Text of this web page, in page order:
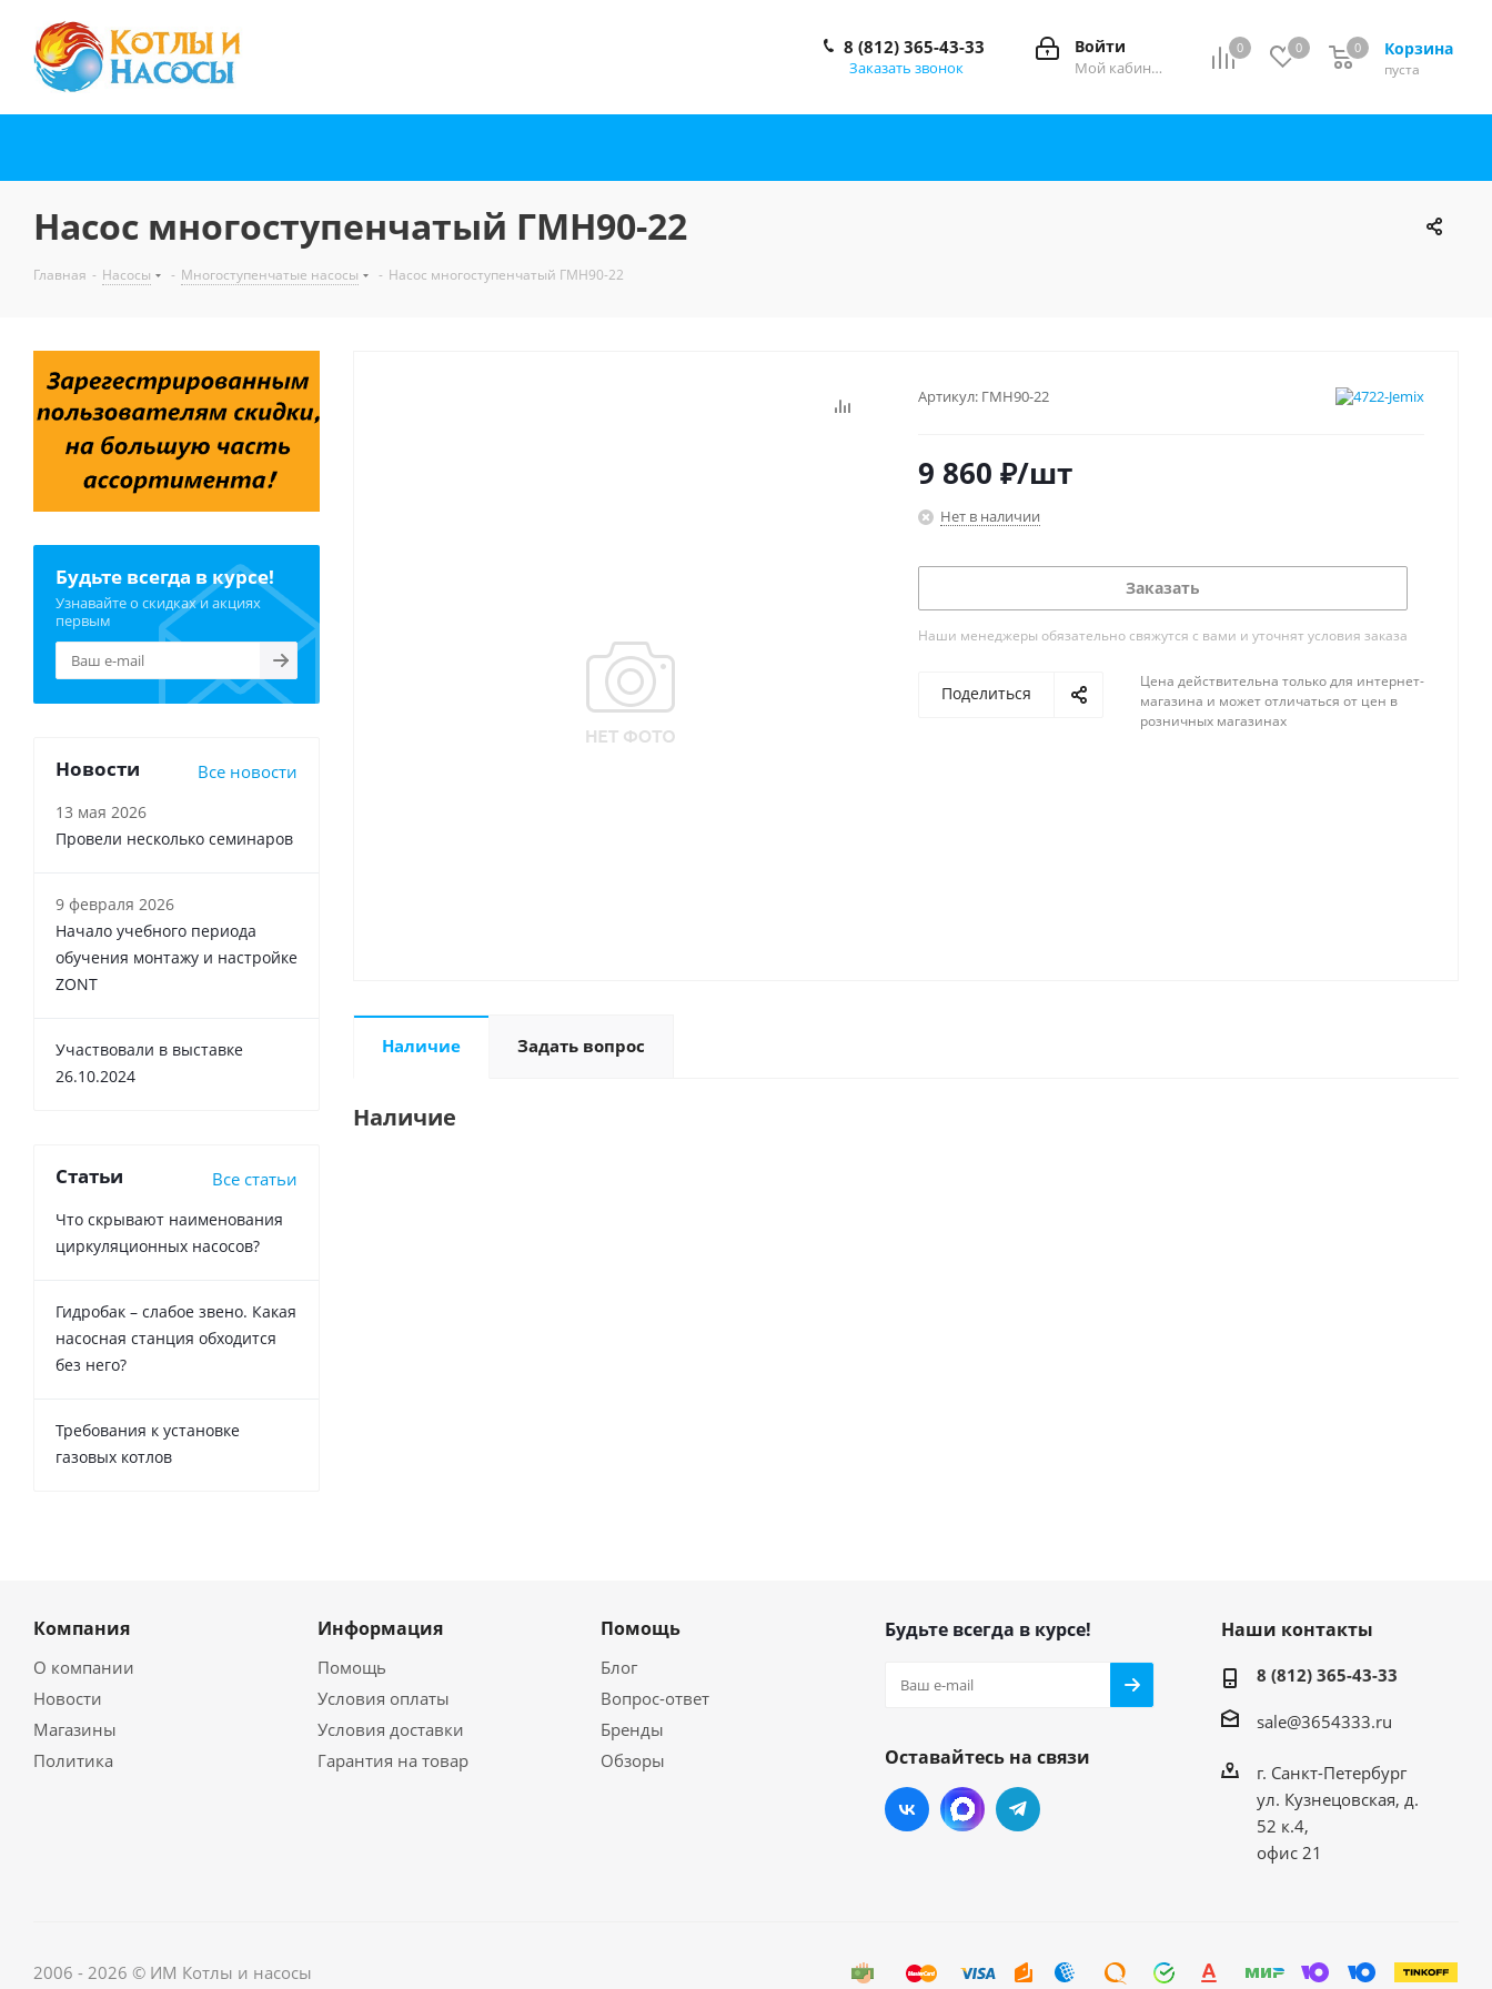
0 0 Корзина
0
пуста
0
Войти
Мой кабинет
8 (812) 365-43-33
Заказать звонок
Насос многоступенчатый ГМН90-22
Главная - Насосы - Многоступенчатые насосы - Насос многоступенчатый ГМН90-22
Артикул: ГМН90-22
9 860 ₽/шт
Нет в наличии
Заказать
Наши менеджеры обязательно свяжутся с вами и уточнят условия заказа
Поделиться
Цена действительна только для интернет-
магазина и может отличаться от цен в
розничных магазинах
Наличие Задать вопрос
Наличие
Будьте всегда в курсе!
Узнавайте о скидках и акциях
первым
Новости Все новости
13 мая 2026
Провели несколько семинаров
9 февраля 2026
Начало учебного периода
обучения монтажу и настройке
ZONT
Участвовали в выставке
26.10.2024
Статьи Все статьи
Что скрывают наименования
циркуляционных насосов?
Гидробак – слабое звено. Какая
насосная станция обходится
без него?
Требования к установке
газовых котлов
Компания
О компании
Новости
Магазины
Политика
Информация
Помощь
Условия оплаты
Условия доставки
Гарантия на товар
Помощь
Блог
Вопрос-ответ
Бренды
Обзоры
Будьте всегда в курсе!
Оставайтесь на связи
Наши контакты
8 (812) 365-43-33
sale@3654333.ru
г. Санкт-Петербург
ул. Кузнецовская, д.
52 к.4,
офис 21
2006 - 2026 © ИМ Котлы и насосы